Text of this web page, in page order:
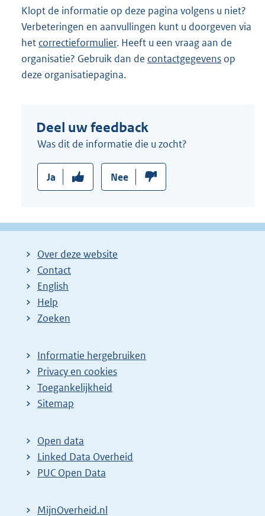
:
Klopt de informatie op deze pagina volgens u niet?
Verbeteringen en aanvullingen kunt u doorgeven via
het correctieformulier. Heeft u een vraag aan de
organisatie? Gebruik dan de contactgegevens op
deze organisatiepagina.
Deel uw feedback
Was dit de informatie die u zocht?
Ja Nee
Over deze website
Contact
English
Help
Zoeken
Informatie hergebruiken
Privacy en cookies
Toegankelijkheid
Sitemap
Open data
Linked Data Overheid
PUC Open Data
MijnOverheid.nl